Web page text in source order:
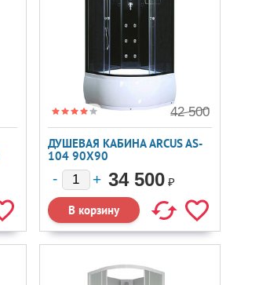
ДУШЕВАЯ КАБИНА ARCUS AS-
104 90X90
42 500
34 500 ₽